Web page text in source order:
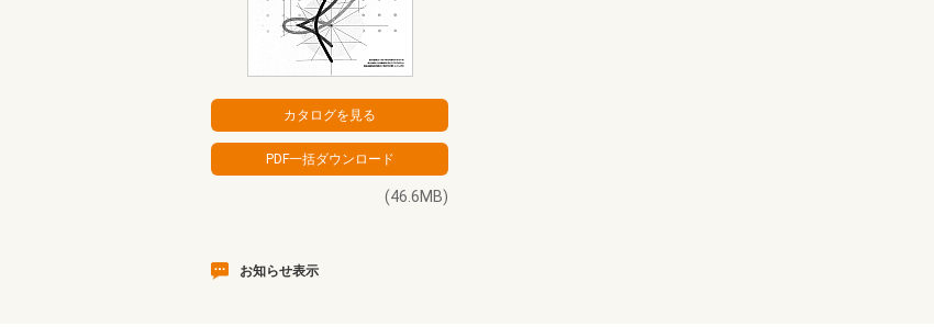
(46.6MB)
お知らせ表示